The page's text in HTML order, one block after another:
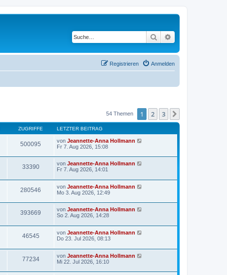
Suche
Anmelden
Registrieren
54 Themen 1 2 3
ZUGRIFFE LETZTER BEITRAG
500095 von Jeannette-Anna Hollmann
Fr 7. Aug 2026, 15:08
33390 von Jeannette-Anna Hollmann
Fr 7. Aug 2026, 14:01
280546 von Jeannette-Anna Hollmann
Mo 3. Aug 2026, 12:49
393669 von Jeannette-Anna Hollmann
So 2. Aug 2026, 14:28
46545 von Jeannette-Anna Hollmann
Do 23. Jul 2026, 08:13
77234 von Jeannette-Anna Hollmann
Mi 22. Jul 2026, 16:10